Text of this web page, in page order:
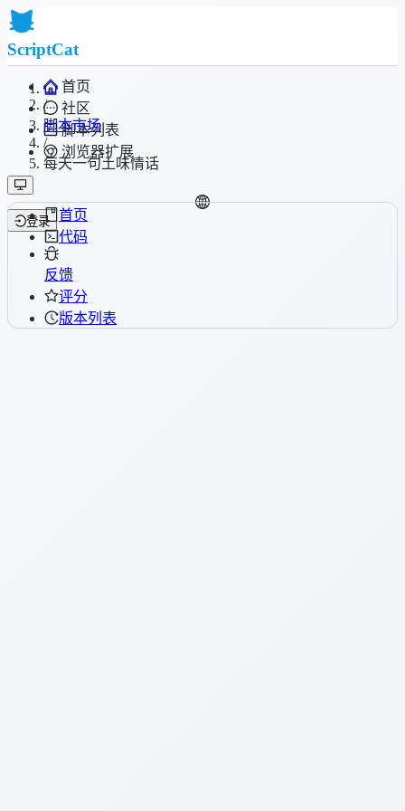
ScriptCat
首页
社区
脚本列表
浏览器扩展
登录
/
脚本市场
/
每天一句土味情话
首页
代码
反馈
评分
版本列表